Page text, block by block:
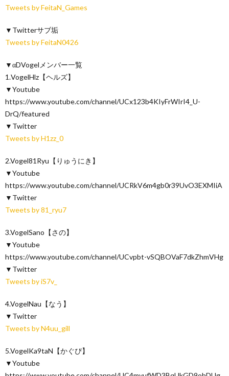
Tweets by FeitaN_Games
▼Twitterサブ垢
Tweets by FeitaN0426
▼αDVogelメンバー一覧
1.VogelHlz【ヘルズ】
▼Youtube
https://www.youtube.com/channel/UCx123b4KIyFrWIrI4_U-
DrQ/featured
▼Twitter
Tweets by H1zz_0
2.Vogel81Ryu【りゅうにき】
▼Youtube
https://www.youtube.com/channel/UCRkV6m4gb0r39UvO3EXMIiA
▼Twitter
Tweets by 81_ryu7
3.VogelSano【さの】
▼Youtube
https://www.youtube.com/channel/UCvpbt-vSQBOVaF7dkZhmVHg
▼Twitter
Tweets by iS7v_
4.VogelNau【なう】
▼Twitter
Tweets by N4uu_gill
5.VogelKa9taN【かぐぴ】
▼Youtube